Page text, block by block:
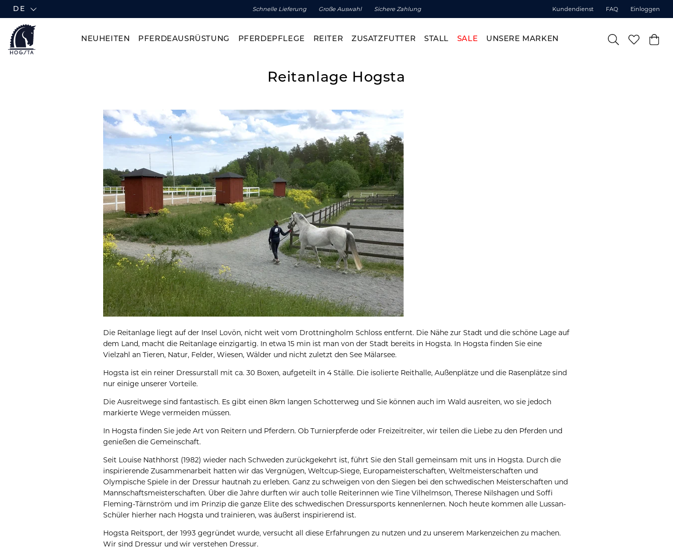
DE Schnelle Lieferung Große Auswahl Sichere Zahlung Kundendienst FAQ Einloggen
NEUHEITEN PFERDEAUSRÜSTUNG PFERDEPFLEGE REITER ZUSATZFUTTER STALL SALE UNSERE MARKEN
Reitanlage Hogsta
Die Reitanlage liegt auf der Insel Lovön, nicht weit vom Drottningholm Schloss entfernt. Die Nähe zur Stadt und die schöne Lage auf
dem Land, macht die Reitanlage einzigartig. In etwa 15 min ist man von der Stadt bereits in Hogsta. In Hogsta finden Sie eine
Vielzahl an Tieren, Natur, Felder, Wiesen, Wälder und nicht zuletzt den See Mälarsee.
Hogsta ist ein reiner Dressurstall mit ca. 30 Boxen, aufgeteilt in 4 Ställe. Die isolierte Reithalle, Außenplätze und die Rasenplätze sind
nur einige unserer Vorteile.
Die Ausreitwege sind fantastisch. Es gibt einen 8km langen Schotterweg und Sie können auch im Wald ausreiten, wo sie jedoch
markierte Wege vermeiden müssen.
In Hogsta finden Sie jede Art von Reitern und Pferdern. Ob Turnierpferde oder Freizeitreiter, wir teilen die Liebe zu den Pferden und
genießen die Gemeinschaft.
Seit Louise Nathhorst (1982) wieder nach Schweden zurückgekehrt ist, führt Sie den Stall gemeinsam mit uns in Hogsta. Durch die
inspirierende Zusammenarbeit hatten wir das Vergnügen, Weltcup-Siege, Europameisterschaften, Weltmeisterschaften und
Olympische Spiele in der Dressur hautnah zu erleben. Ganz zu schweigen von den Siegen bei den schwedischen Meisterschaften und
Mannschaftsmeisterschaften. Über die Jahre durften wir auch tolle Reiterinnen wie Tine Vilhelmson, Therese Nilshagen und Soffi
Fleming-Tärnström und im Prinzip die ganze Elite des schwedischen Dressursports kennenlernen. Noch heute kommen alle Lussan-
Schüler hierher nach Hogsta und trainieren, was äußerst inspirierend ist.
Hogsta Reitsport, der 1993 gegründet wurde, versucht all diese Erfahrungen zu nutzen und zu unserem Markenzeichen zu machen.
Wir sind Dressur und wir verstehen Dressur.